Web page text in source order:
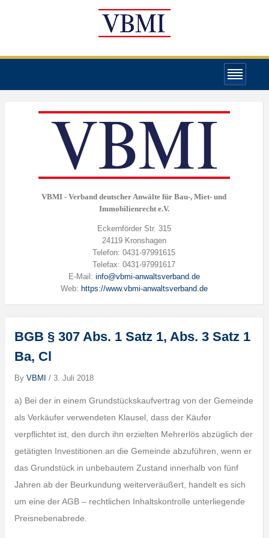
VBMI - Verband deutscher Anwälte für Bau-, Miet- und
Immobilienrecht e.V.
Eckernförder Str. 315
24119 Kronshagen
Telefon: 0431-97991615
Telefax: 0431-97991617
E-Mail: info@vbmi-anwaltsverband.de
Web: https://www.vbmi-anwaltsverband.de
BGB § 307 Abs. 1 Satz 1, Abs. 3 Satz 1
Ba, Cl
By VBMI / 3. Juli 2018
a) Bei der in einem Grundstückskaufvertrag von der Gemeinde
als Verkäufer verwendeten Klausel, dass der Käufer
verpflichtet ist, den durch ihn erzielten Mehrerlös abzüglich der
getätigten Investitionen an die Gemeinde abzuführen, wenn er
das Grundstück in unbebautem Zustand innerhalb von fünf
Jahren ab der Beurkundung weiterveräußert, handelt es sich
um eine der AGB – rechtlichen Inhaltskontrolle unterliegende
Preisnebenabrede.